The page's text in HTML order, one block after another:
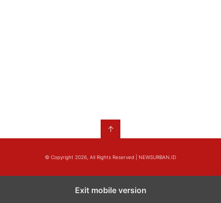
↑
© Copyright 2026, All Rights Reserved | NEWSURBAN.ID
Exit mobile version